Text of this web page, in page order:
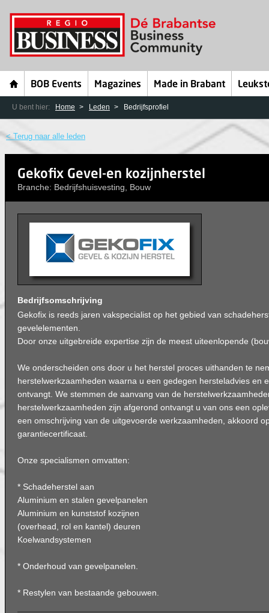
BOB Events Magazines Made in Brabant
U bent hier: Home Leden Bedrijfsprofiel
< Terug naar alle leden
Gekofix Gevel-en kozijnherstel
Branche: Bedrijfshuisvesting, Bouw
Bedrijfsomschrijving
Gekofix is reeds jaren vakspecialist op het gebied van
gevelelementen.
Door onze uitgebreide expertise zijn de meest uiteenlopende
We onderscheiden ons door u het herstel proces uithanden te
herstelwerkzaamheden waarna u een gedegen hersteladvies en
ontvangt. We stemmen de aanvang van de
herstelwerkzaamheden zijn afgerond ontvangt u van ons een
een omschrijving van de uitgevoerde werkzaamheden, akkoord
garantiecertificaat.
Onze specialismen omvatten:
* Schadeherstel aan
Aluminium en stalen gevelpanelen
Aluminium en kunststof kozijnen
(overhead, rol en kantel) deuren
Koelwandsystemen
* Onderhoud van gevelpanelen.
* Restylen van bestaande gebouwen.